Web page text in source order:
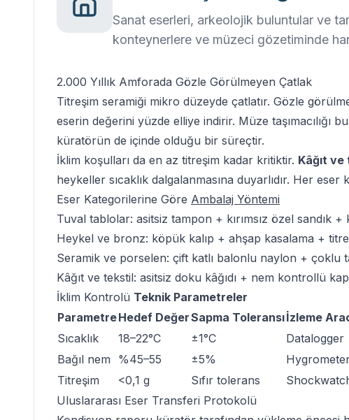
Sanat eserleri, arkeolojik buluntular ve
konteynerlere ve müzeci gözetiminde
2.000 Yıllık Amforada Gözle Görülmeyen Çatlak
Titreşim seramiği mikro düzeyde çatlatır. Gözle
eserin değerini yüzde elliye indirir. Müze taşımacılığı
küratörün de içinde olduğu bir süreçtir.
İklim koşulları da en az titreşim kadar kritiktir. Kâğıt
heykeller sıcaklık dalgalanmasına duyarlıdır. Her
Eser Kategorilerine Göre Ambalaj Yöntemi
Tuval tablolar: asitsiz tampon + kırımsız özel sandık
Heykel ve bronz: köpük kalıp + ahşap kasalama +
Seramik ve porselen: çift katlı balonlu naylon + çoklu
Kâğıt ve tekstil: asitsiz doku kâğıdı + nem kontrollü
İklim Kontrolü Teknik Parametreler
ParametreHedef DeğerSapma Toleransıİzleme
Sıcaklık
18–22°C ±1°C
Datalogger
Bağıl nem
%45–55 ±5%
Titreşim
<0,1 g Sıfır tolerans
Uluslararası Eser Transferi Protokolü